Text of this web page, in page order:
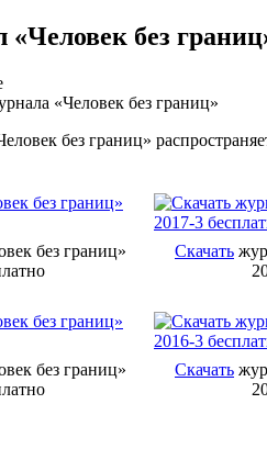
без
«Человек без границ»
без границ»
без границ»
Скачать
без границ»
Скачать